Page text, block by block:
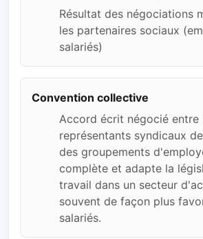
Résultat des négociations
les partenaires sociaux
salariés)
Convention collective
Accord écrit négocié entre
représentants syndicaux
des groupements
complète et adapte la
travail dans un secteur
souvent de façon plus
salariés.